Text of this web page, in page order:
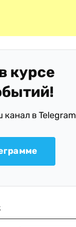
курсе
в Telegram